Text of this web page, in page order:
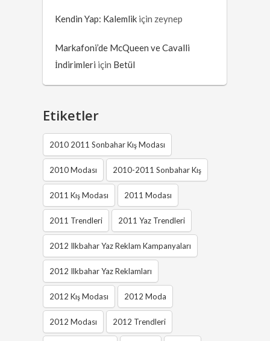
Kendin Yap: Kalemlik için zeynep
Markafoni’de McQueen ve Cavalli
İndirimleri için Betül
Etiketler
2010 2011 Sonbahar Kış Modası
2010 Modası 2010-2011 Sonbahar Kış
2011 Kış Modası 2011 Modası
2011 Trendleri 2011 Yaz Trendleri
2012 Ilkbahar Yaz Reklam Kampanyaları
2012 Ilkbahar Yaz Reklamları
2012 Kış Modası 2012 Moda
2012 Modası 2012 Trendleri